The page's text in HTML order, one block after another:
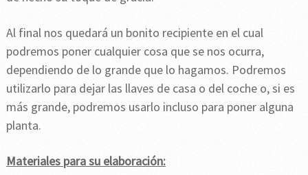
Al final nos quedará un bonito recipiente en el cual
podremos poner cualquier cosa que se nos ocurra,
dependiendo de lo grande que lo hagamos. Podremos
utilizarlo para dejar las llaves de casa o del coche o, si es
más grande, podremos usarlo incluso para poner alguna
planta.
Materiales para su elaboración: